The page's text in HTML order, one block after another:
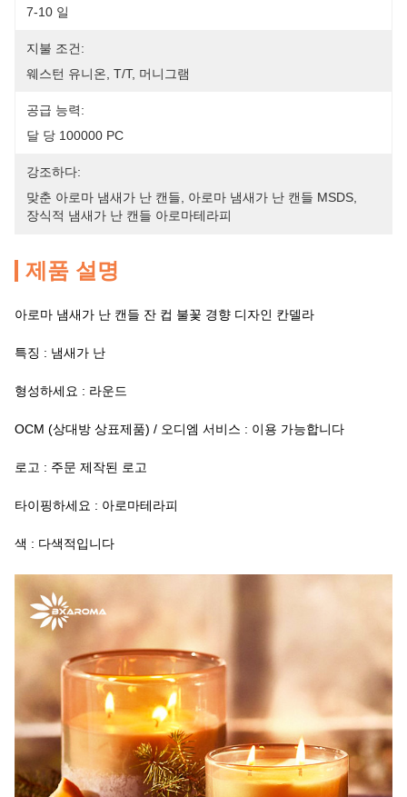
7-10 일
지불 조건:
웨스턴 유니온, T/T, 머니그램
공급 능력:
달 당 100000 PC
강조하다:
맞춘 아로마 냄새가 난 캔들
아로마 냄새가 난 캔들 MSDS
장식적 냄새가 난 캔들 아로마테라피
제품 설명
아로마 냄새가 난 캔들 잔 컵 불꽃 경향 디자인 칸델라
특징 : 냄새가 난
형성하세요 : 라운드
OCM (상대방 상표제품) / 오디엠 서비스 : 이용 가능합니다
로고 : 주문 제작된 로고
타이핑하세요 : 아로마테라피
색 : 다색적입니다